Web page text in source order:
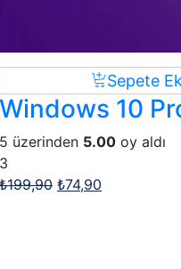
Sepete
Windows 10
5 üzerinden 5.00 oy aldı
3
₺199,90 ₺74,90